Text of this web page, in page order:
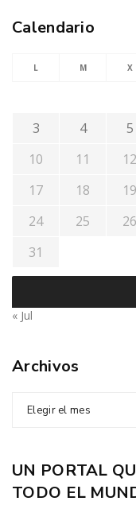
Calendario
L M X
3
4 5
10
11 12
17
18 19
24
25 26
31
« Jul
Archivos
Elegir el mes
UN PORTAL
TODO EL